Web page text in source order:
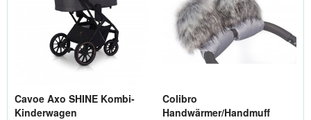
Cavoe Axo SHINE Kombi-
Kinderwagen
Colibro
Handwärmer/Handmuff